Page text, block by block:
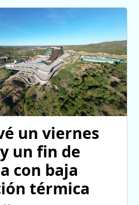
un viernes
un fin de
con baja
térmica